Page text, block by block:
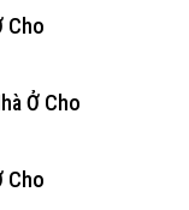
Cho
Ở Cho
Cho